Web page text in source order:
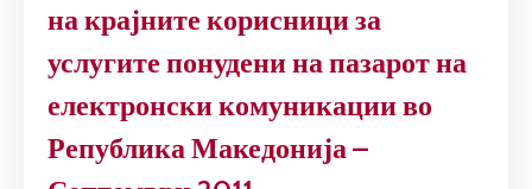
на крајните корисници за
услугите понудени на пазарот на
електронски комуникации во
Република Македонија –